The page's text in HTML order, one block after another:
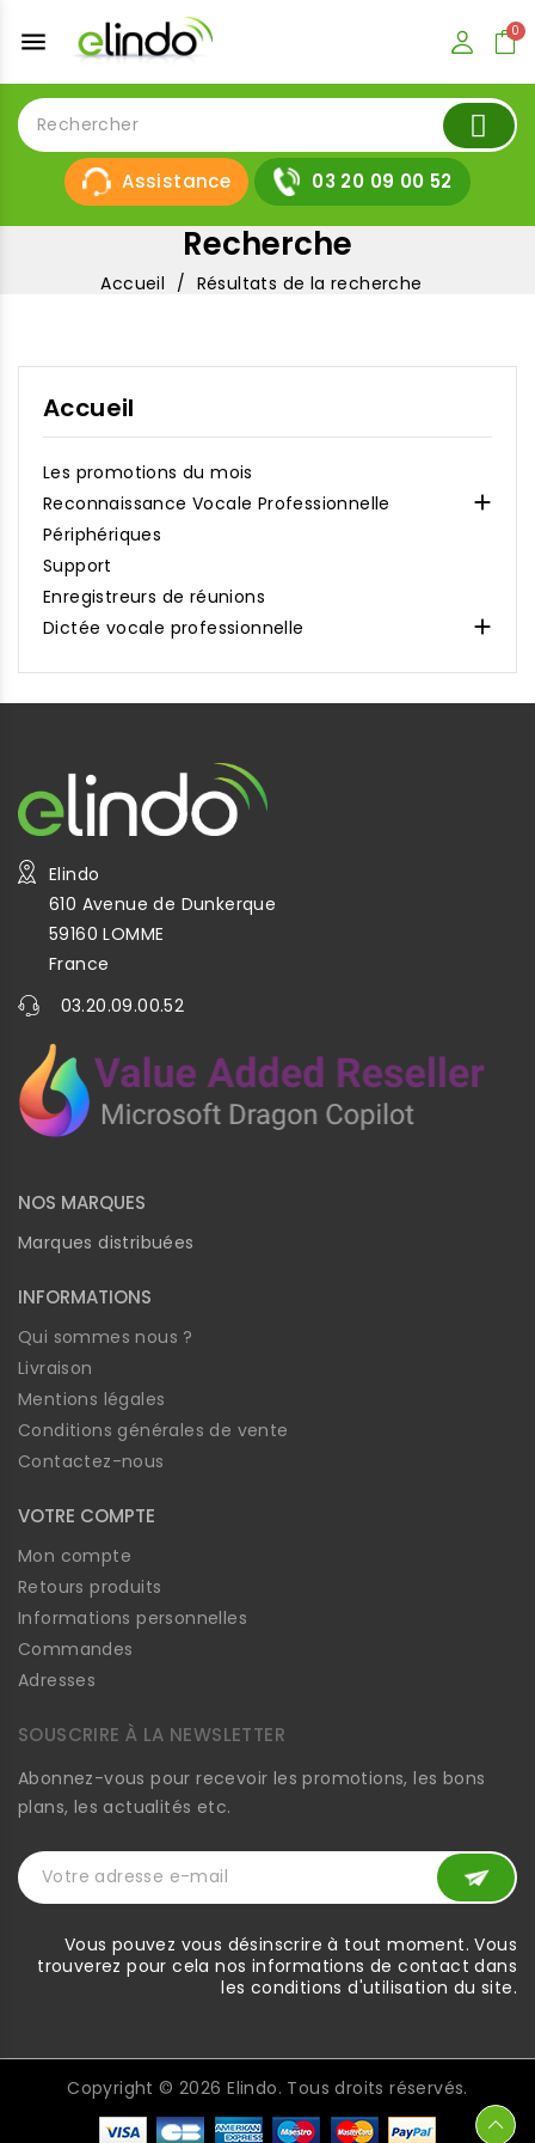
menu
Assistance 03 20 09 00 52
Recherche
Accueil Résultats de la recherche
Accueil
Les promotions du mois
Reconnaissance Vocale Professionnelle

Périphériques
Support
Enregistreurs de réunions
Dictée vocale professionnelle

Elindo
610 Avenue de Dunkerque
59160 LOMME
France
03.20.09.00.52
NOS MARQUES
Marques distribuées
INFORMATIONS
Qui sommes nous ?
Livraison
Mentions légales
Conditions générales de vente
Contactez-nous
VOTRE COMPTE
Mon compte
Retours produits
Informations personnelles
Commandes
Adresses
SOUSCRIRE À LA NEWSLETTER
Abonnez-vous pour recevoir les promotions, les bons
plans, les actualités etc.
Vous pouvez vous désinscrire à tout moment. Vous
trouverez pour cela nos informations de contact dans
les conditions d'utilisation du site.
Copyright ©2026 Elindo. Tous droits réservés.